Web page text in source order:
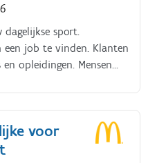
een job te vinden. Klanten
opleidingen. Mensen
voor